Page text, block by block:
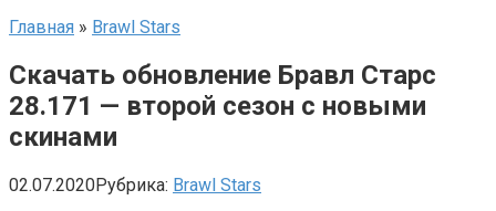
Главная » Brawl Stars
Скачать обновление Бравл Старс
28.171 — второй сезон с новыми
скинами
02.07.2020Рубрика: Brawl Stars